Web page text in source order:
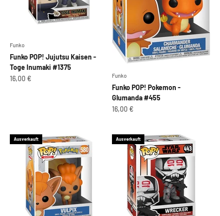
Funko
Funko POP! Jujutsu Kaisen -
Toge Inumaki #1375
Angebot
16,00 € Funko
Funko POP! Pokemon -
Glumanda #455
Angebot
16,00 €
Ausverkauft Ausverkauft